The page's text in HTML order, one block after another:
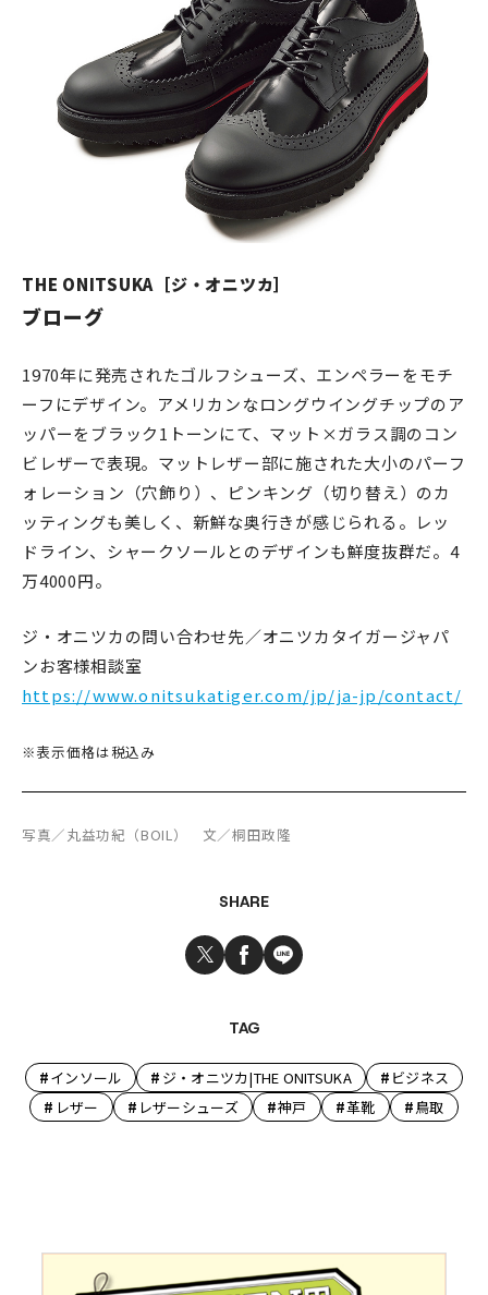
THE ONITSUKA［ジ・オニツカ］
ブローグ
1970年に発売されたゴルフシューズ、エンペラーをモチ
ーフにデザイン。アメリカンなロングウイングチップのア
ッパーをブラック1トーンにて、マット×ガラス調のコン
ビレザーで表現。マットレザー部に施された大小のパーフ
ォレーション（穴飾り）、ピンキング（切り替え）のカ
ッティングも美しく、新鮮な奥行きが感じられる。レッ
ドライン、シャークソールとのデザインも鮮度抜群だ。4
万4000円。
ジ・オニツカの問い合わせ先／オニツカタイガージャパ
ンお客様相談室
https://www.onitsukatiger.com/jp/ja-jp/contact/
※表示価格は税込み
写真／丸益功紀（BOIL） 文／桐田政隆
SHARE
TAG
#インソール # ジ・オニツカ|THE ONITSUKA # ビジネス
# レザー # レザーシューズ #神戸 #革靴 #鳥取